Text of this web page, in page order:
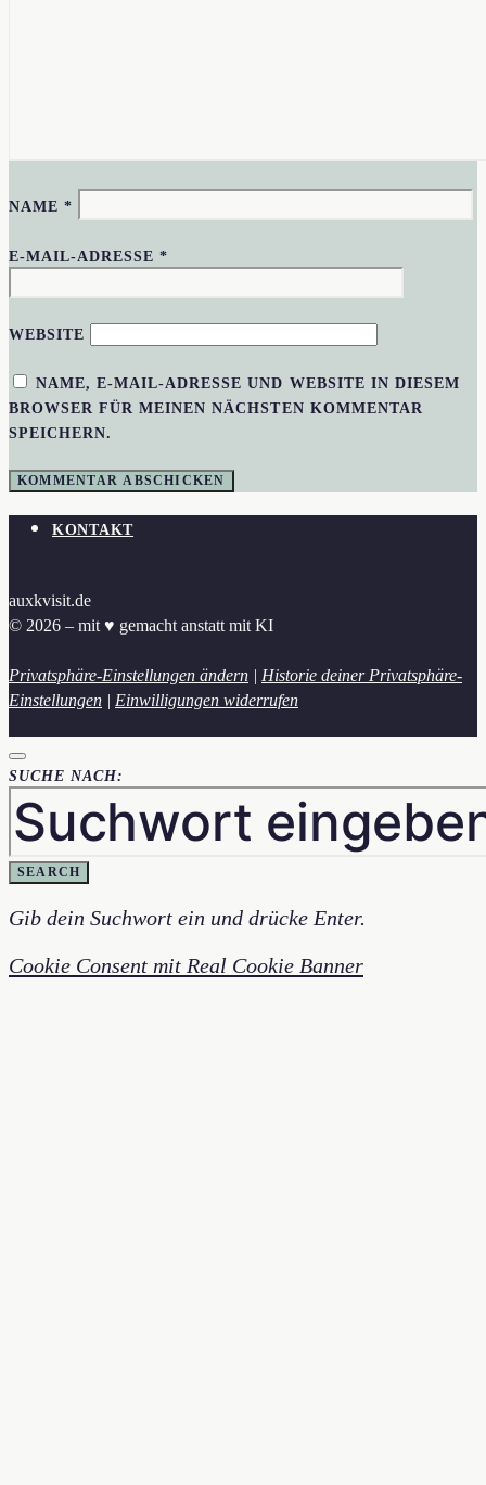
NAME*
E-MAIL-ADRESSE*
WEBSITE
NAME, E-MAIL-ADRESSE UND WEBSITE IN DIESEM
BROWSER FÜR MEINEN NÄCHSTEN KOMMENTAR
SPEICHERN.
KONTAKT
auxkvisit.de
© 2026 – mit ♥︎ gemacht anstatt mit KI
Privatsphäre-Einstellungen ändern | Historie deiner Privatsphäre-
Einstellungen | Einwilligungen widerrufen
SUCHE NACH:
SEARCH
Gib dein Suchwort ein und drücke Enter.
Cookie Consent mit Real Cookie Banner